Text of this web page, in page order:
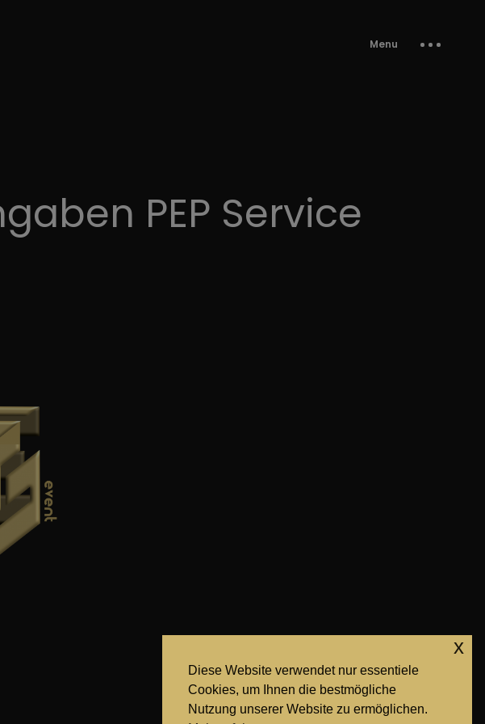
Menu
PEP Service
Diese Website verwendet nur essentiele
Cookies, um Ihnen die bestmögliche
Nutzung unserer Website zu ermöglichen.
x